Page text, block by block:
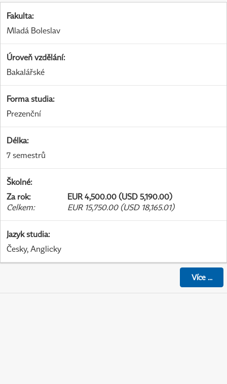
Fakulta:
Mladá Boleslav
Úroveň vzdělání:
Bakalářské
Forma studia:
Prezenční
Délka:
7 semestrů
Školné:
Za rok:
EUR 4,500.00 (USD 5,190.00)
Celkem: EUR 15,750.00 (USD 18,165.01)
Jazyk studia:
Česky, Anglicky
Více...